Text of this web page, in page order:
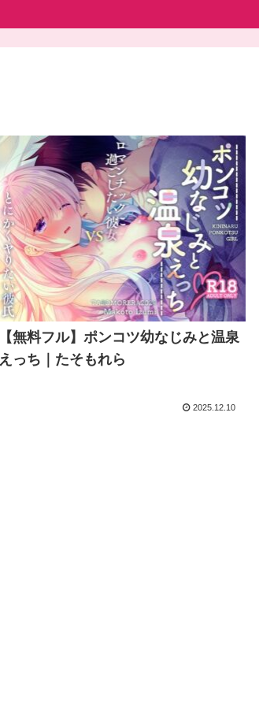
【無料フル】ポンコツ幼なじみと温泉
えっち｜たそもれら
2025.12.10